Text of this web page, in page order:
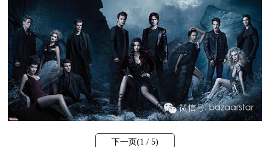
下一页(1 / 5)